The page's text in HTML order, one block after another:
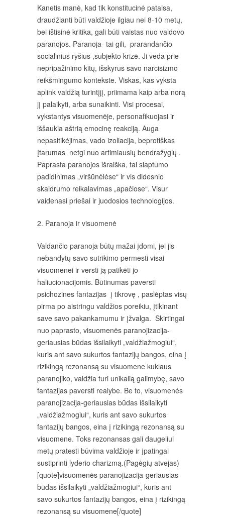
Kanetis manė, kad tik konstitucinė pataisa,
draudžianti būti valdžioje ilgiau nei 8-10 metų,
bei ištisinė kritika, gali būti vaistas nuo valdovo
paranojos. Paranoja- tai gili, prarandančio
socialinius ryšius ,subjekto krizė. Ji veda prie
nepripažinimo kitų, išskyrus savo narcisizmo
reikšmingumo kontekste. Viskas, kas vyksta
aplink valdžią turintįjį, priimama kaip arba norą
jį palaikyti, arba sunaikinti. Visi procesai,
vykstantys visuomenėje, personafikuojasi ir
iššaukia aštrią emocinę reakciją. Auga
nepasitikėjimas, vado izoliacija, beprotiškas
įtarumas netgi nuo artimiausių bendražygių .
Paprasta paranojos išraiška, tai slaptumo
padidinimas „viršūnėlėse“ ir vis didesnio
skaidrumo reikalavimas „apačiose“. Visur
vaidenasi priešai ir juodosios technologijos.
2. Paranoja ir visuomenė
Valdančio paranoja būtų mažai įdomi, jei jis
nebandytų savo sutrikimo permesti visai
visuomenei ir versti ją patikėti jo
haliucionacijomis. Būtinumas paversti
psichozines fantazijas į tikrovę , paslėptas visų
pirma po aistringu valdžios poreikiu, įtikinant
save savo pakankamumu ir įžvalga. Skirtingai
nuo paprasto, visuomenės paranojizacija-
geriausias būdas išsilaikyti „valdžiažmogiui“,
kuris ant savo sukurtos fantazijų bangos, eina į
rizikingą rezonansą su visuomene kuklaus
paranojiko, valdžia turi unikalią galimybę, savo
fantazijas paversti realybe. Be to, visuomenės
paranojizacija-geriausias būdas išsilaikyti
„valdžiažmogiui“, kuris ant savo sukurtos
fantazijų bangos, eina į rizikingą rezonansą su
visuomene. Toks rezonansas gali daugeliui
metų pratesti būvima valdžioje ir įpatingai
sustiprinti lyderio charizmą.(Pagėgių atvejas)
[quote]visuomenės paranojizacija-geriausias
būdas išsilaikyti „valdžiažmogiui“, kuris ant
savo sukurtos fantazijų bangos, eina į rizikingą
rezonansą su visuomene[/quote]